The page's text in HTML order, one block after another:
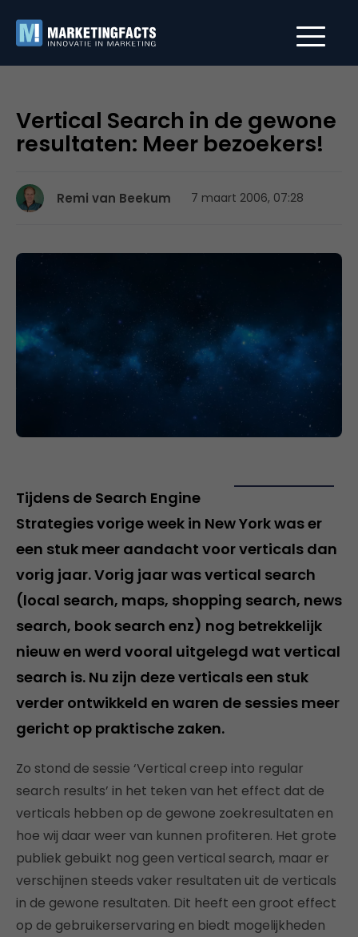
Vertical Search in de gewone
resultaten: Meer bezoekers!
Remi van Beekum 7 maart 2006, 07:28
Tijdens de Search Engine
Strategies vorige week in New York was er
een stuk meer aandacht voor verticals dan
vorig jaar. Vorig jaar was vertical search
(local search, maps, shopping search, news
search, book search enz) nog betrekkelijk
nieuw en werd vooral uitgelegd wat vertical
search is. Nu zijn deze verticals een stuk
verder ontwikkeld en waren de sessies meer
gericht op praktische zaken.
Zo stond de sessie ‘Vertical creep into regular
search results’ in het teken van het effect dat de
verticals hebben op de gewone zoekresultaten en
hoe wij daar weer van kunnen profiteren. Het grote
publiek gebuikt nog geen vertical search, maar er
verschijnen steeds vaker resultaten uit de verticals
in de gewone resultaten. Dit heeft een groot effect
op de gebruikerservaring en biedt mogelijkheden